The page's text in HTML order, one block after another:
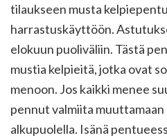
tilaukseen musta
harrastuskäyttöön.
elokuun puoliväliin. Tästä
mustia kelpieitä, jotka ovat
menoon. Jos kaikki menee
pennut valmiita
alkupuolella. Isänä